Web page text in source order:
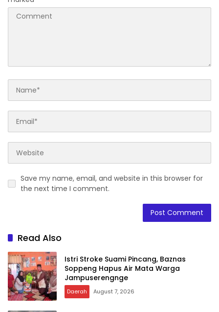
Save my name, email, and website in this browser for
the next time I comment.
Read Also
Istri Stroke Suami Pincang, Baznas
Soppeng Hapus Air Mata Warga
Jampuserengnge
Daerah August 7, 2026